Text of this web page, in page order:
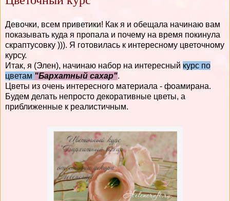
Девочки, всем приветики! Как я и обещала начинаю вам
показывать куда я пропала и почему на время покинула
скраптусовку ))). Я готовилась к интересному цветочному
курсу.
Итак, я (Элен), начинаю набор на интересный курс по
цветам "Бархатный сахар".
Цветы из очень интересного материала - фоамирана.
Будем делать непросто декоративные цветы, а
приближенные к реалистичным.